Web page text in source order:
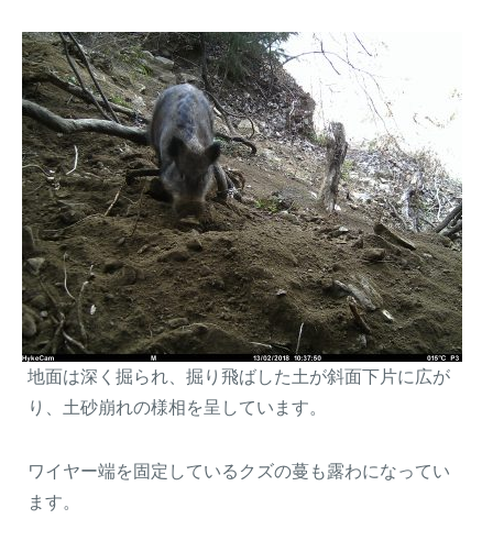
地面は深く掘られ、掘り飛ばした土が斜面下片に広が
り、土砂崩れの様相を呈しています。
ワイヤー端を固定しているクズの蔓も露わになってい
ます。